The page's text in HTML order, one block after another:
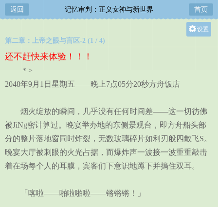
返回 记忆审判：正义女神与新世界 首页
设置
第二章：上帝之眼与盲区-2 (1 / 4)
还不赶快来体验！！！
＊>
2048年9月1日星期五——晚上7点05分20秒方舟饭店
烟火绽放的瞬间，几乎没有任何时间差——这一切彷佛
被JiNg密计算过。晚宴举办地的东侧景观台，即方舟船头部
分的整片落地窗同时炸裂，无数玻璃碎片如利刃般四散飞S。
晚宴大厅被刺眼的火光占据，而爆炸声一波接一波重重敲击
着在场每个人的耳膜，宾客们下意识地蹲下并摀住双耳。
「喀啦——啪啦啪啦——锵锵锵！」